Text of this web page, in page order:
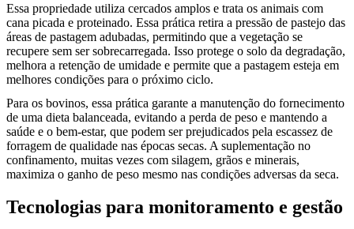
Essa propriedade utiliza cercados amplos e trata os animais com
cana picada e proteinado. Essa prática retira a pressão de pastejo das
áreas de pastagem adubadas, permitindo que a vegetação se
recupere sem ser sobrecarregada. Isso protege o solo da degradação,
melhora a retenção de umidade e permite que a pastagem esteja em
melhores condições para o próximo ciclo.
Para os bovinos, essa prática garante a manutenção do fornecimento
de uma dieta balanceada, evitando a perda de peso e mantendo a
saúde e o bem-estar, que podem ser prejudicados pela escassez de
forragem de qualidade nas épocas secas. A suplementação no
confinamento, muitas vezes com silagem, grãos e minerais,
maximiza o ganho de peso mesmo nas condições adversas da seca.
Tecnologias para monitoramento e gestão